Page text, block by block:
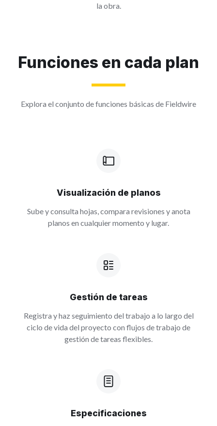
la obra.
Funciones en cada plan
Explora el conjunto de funciones básicas de Fieldwire
Visualización de planos
Sube y consulta hojas, compara revisiones y anota
planos en cualquier momento y lugar.
Gestión de tareas
Registra y haz seguimiento del trabajo a lo largo del
ciclo de vida del proyecto con flujos de trabajo de
gestión de tareas flexibles.
Especificaciones